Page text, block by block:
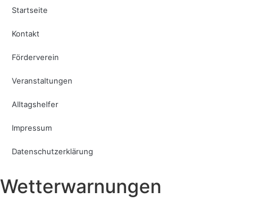
Startseite
Kontakt
Förderverein
Veranstaltungen
Alltagshelfer
Impressum
Datenschutzerklärung
Wetterwarnungen